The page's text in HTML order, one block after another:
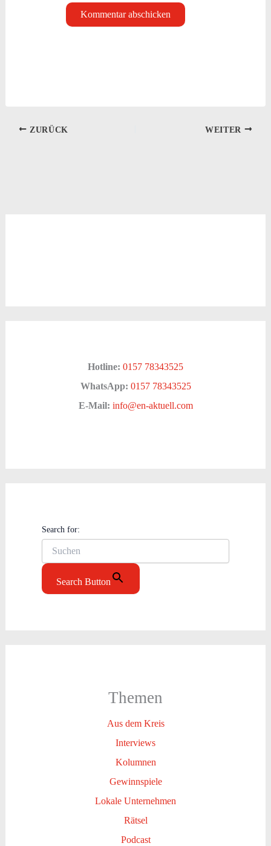
ZURÜCK WEITER
Hotline: 0157 78343525
WhatsApp: 0157 78343525
E-Mail: info@en-aktuell.com
Search for:
Search Button
Themen
Aus dem Kreis
Interviews
Kolumnen
Gewinnspiele
Lokale Unternehmen
Rätsel
Podcast